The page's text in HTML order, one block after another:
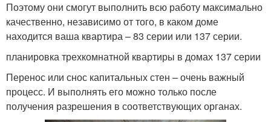
Поэтому они смогут выполнить всю работу максимально
качественно, независимо от того, в каком доме
находится ваша квартира – 83 серии или 137 серии.
планировка трехкомнатной квартиры в домах 137 серии
Перенос или снос капитальных стен – очень важный
процесс. И выполнять его можно только после
получения разрешения в соответствующих органах.